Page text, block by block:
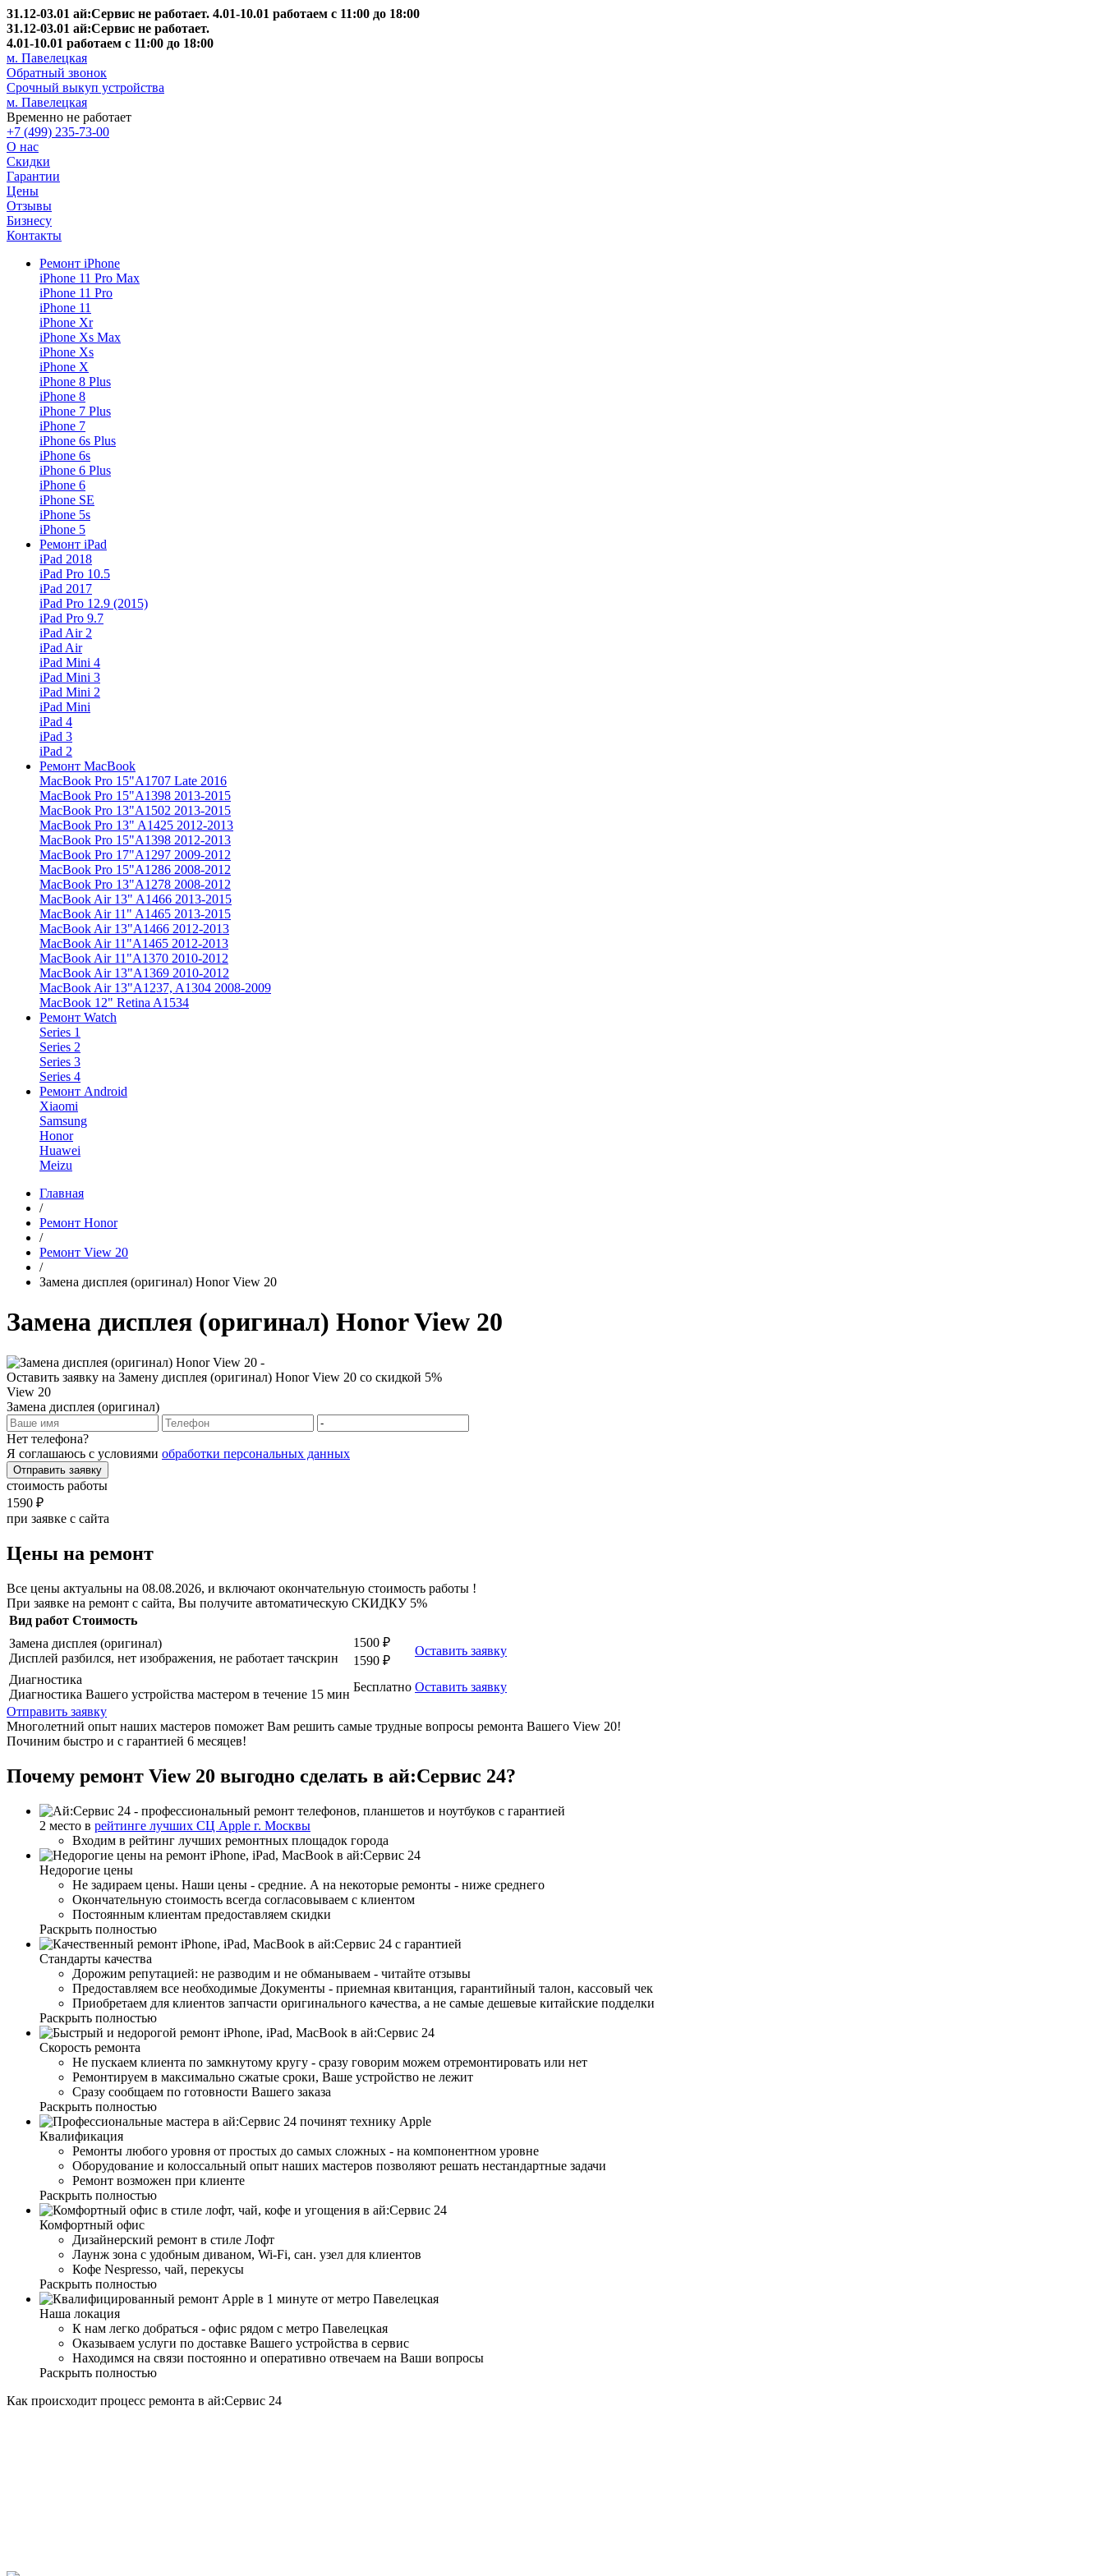
31.12-03.01 ай:Сервис не работает. 4.01-10.01 работаем с 11:00 до 18:00
31.12-03.01 ай:Сервис не работает.
4.01-10.01 работаем с 11:00 до 18:00
м. Павелецкая
Обратный звонок
Срочный выкуп устройства
м. Павелецкая
Временно не работает
+7 (499) 235-73-00
О нас
Скидки
Гарантии
Цены
Отзывы
Бизнесу
Контакты
Ремонт iPhone
iPhone 11 Pro Max
iPhone 11 Pro
iPhone 11
iPhone Xr
iPhone Xs Max
iPhone Xs
iPhone X
iPhone 8 Plus
iPhone 8
iPhone 7 Plus
iPhone 7
iPhone 6s Plus
iPhone 6s
iPhone 6 Plus
iPhone 6
iPhone SE
iPhone 5s
iPhone 5
Ремонт iPad
iPad 2018
iPad Pro 10.5
iPad 2017
iPad Pro 12.9 (2015)
iPad Pro 9.7
iPad Air 2
iPad Air
iPad Mini 4
iPad Mini 3
iPad Mini 2
iPad Mini
iPad 4
iPad 3
iPad 2
Ремонт MacBook
MacBook Pro 15"A1707 Late 2016
MacBook Pro 15"A1398 2013-2015
MacBook Pro 13"A1502 2013-2015
MacBook Pro 13" A1425 2012-2013
MacBook Pro 15"A1398 2012-2013
MacBook Pro 17"A1297 2009-2012
MacBook Pro 15"A1286 2008-2012
MacBook Pro 13"A1278 2008-2012
MacBook Air 13" A1466 2013-2015
MacBook Air 11" A1465 2013-2015
MacBook Air 13"A1466 2012-2013
MacBook Air 11"A1465 2012-2013
MacBook Air 11"A1370 2010-2012
MacBook Air 13"A1369 2010-2012
MacBook Air 13"A1237, A1304 2008-2009
MacBook 12" Retina A1534
Ремонт Watch
Series 1
Series 2
Series 3
Series 4
Ремонт Android
Xiaomi
Samsung
Honor
Huawei
Meizu
Главная
/
Ремонт Honor
/
Ремонт View 20
/
Замена дисплея (оригинал) Honor View 20
Замена дисплея (оригинал) Honor View 20
Оставить заявку на Замену дисплея (оригинал) Honor View 20 со скидкой 5%
View 20
Замена дисплея (оригинал)
Нет телефона?
Я соглашаюсь с условиями обработки персональных данных
Отправить заявку
стоимость работы
1590 ₽
при заявке с сайта
Цены на ремонт
Все цены актуальны на 08.08.2026, и включают окончательную стоимость работы !
При заявке на ремонт с сайта, Вы получите автоматическую СКИДКУ 5%
Вид работ Стоимость
Замена дисплея (оригинал)
Дисплей разбился, нет изображения, не работает тачскрин
1500 ₽
1590 ₽
Оставить заявку
Диагностика
Диагностика Вашего устройства мастером в течение 15 мин
Бесплатно Оставить заявку
Отправить заявку
Многолетний опыт наших мастеров поможет Вам решить самые трудные вопросы ремонта Вашего View 20!
Починим быстро и с гарантией 6 месяцев!
Почему ремонт View 20 выгодно сделать в ай:Сервис 24?
2 место в рейтинге лучших СЦ Apple г. Москвы
Входим в рейтинг лучших ремонтных площадок города
Недорогие цены
Не задираем цены. Наши цены - средние. А на некоторые ремонты - ниже среднего
Окончательную стоимость всегда согласовываем с клиентом
Постоянным клиентам предоставляем скидки
Раскрыть полностью
Стандарты качества
Дорожим репутацией: не разводим и не обманываем - читайте отзывы
Предоставляем все необходимые Документы - приемная квитанция, гарантийный талон, кассовый чек
Приобретаем для клиентов запчасти оригинального качества, а не самые дешевые китайские подделки
Раскрыть полностью
Скорость ремонта
Не пускаем клиента по замкнутому кругу - сразу говорим можем отремонтировать или нет
Ремонтируем в максимально сжатые сроки, Ваше устройство не лежит
Сразу сообщаем по готовности Вашего заказа
Раскрыть полностью
Квалификация
Ремонты любого уровня от простых до самых сложных - на компонентном уровне
Оборудование и колоссальный опыт наших мастеров позволяют решать нестандартные задачи
Ремонт возможен при клиенте
Раскрыть полностью
Комфортный офис
Дизайнерский ремонт в стиле Лофт
Лаунж зона с удобным диваном, Wi-Fi, сан. узел для клиентов
Кофе Nespresso, чай, перекусы
Раскрыть полностью
Наша локация
К нам легко добраться - офис рядом с метро Павелецкая
Оказываем услуги по доставке Вашего устройства в сервис
Находимся на связи постоянно и оперативно отвечаем на Ваши вопросы
Раскрыть полностью
Как происходит процесс ремонта в ай:Сервис 24